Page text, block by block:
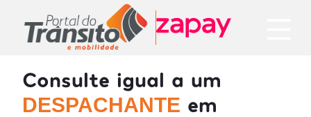
Consulte igual a um
DESPACHANTE em